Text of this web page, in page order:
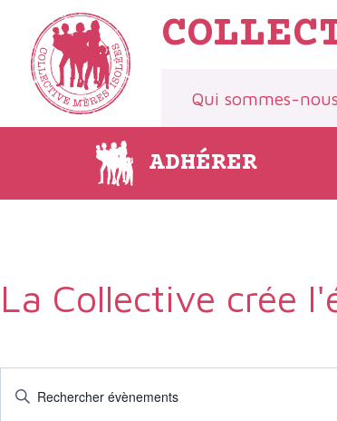
contenu
Qui sommes-
ADHÉRER
La Collective crée
Recherche
Saisir